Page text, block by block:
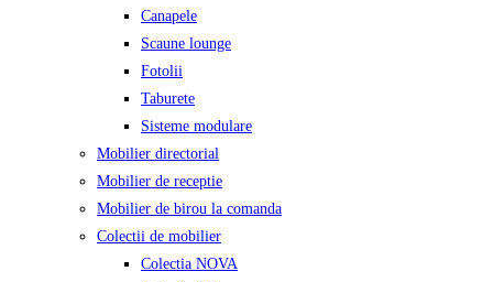
Canapele
Scaune lounge
Fotolii
Taburete
Sisteme modulare
Mobilier directorial
Mobilier de receptie
Mobilier de birou la comanda
Colectii de mobilier
Colectia NOVA